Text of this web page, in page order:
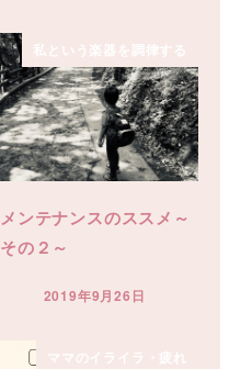
私という楽器を調律する
メンテナンスのススメ～
その２～
投稿日
2019年9月26日
ママのイライラ・疲れ